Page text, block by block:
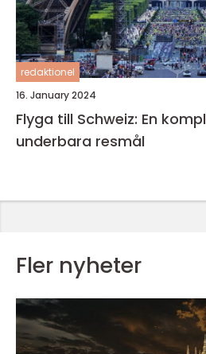
redaktionel
16. January 2024
Flyga till Schweiz: En
underbara resmål
Fler nyheter